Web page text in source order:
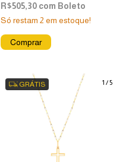
R$505,30 com Boleto
Só restam 2 em estoque!
1 /5
GRÁTIS